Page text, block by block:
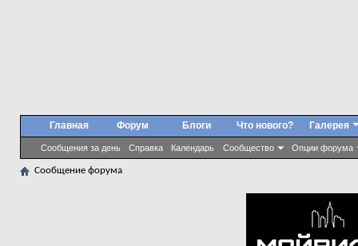
Главная Форум
Сообщения за день Справка Календарь Сообщество Опции форума
Блоги Что нового? Галерея
Сообщение форума